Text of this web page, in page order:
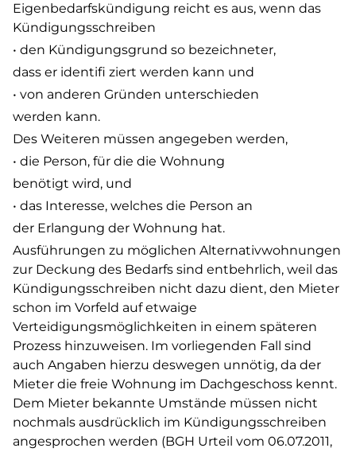
Eigenbedarfskündigung reicht es aus, wenn das
Kündigungsschreiben
• den Kündigungsgrund so bezeichneter,
dass er identifi ziert werden kann und
• von anderen Gründen unterschieden
werden kann.
Des Weiteren müssen angegeben werden,
• die Person, für die die Wohnung
benötigt wird, und
• das Interesse, welches die Person an
der Erlangung der Wohnung hat.
Ausführungen zu möglichen Alternativwohnungen
zur Deckung des Bedarfs sind entbehrlich, weil das
Kündigungsschreiben nicht dazu dient, den Mieter
schon im Vorfeld auf etwaige
Verteidigungsmöglichkeiten in einem späteren
Prozess hinzuweisen. Im vorliegenden Fall sind
auch Angaben hierzu deswegen unnötig, da der
Mieter die freie Wohnung im Dachgeschoss kennt.
Dem Mieter bekannte Umstände müssen nicht
nochmals ausdrücklich im Kündigungsschreiben
angesprochen werden (BGH Urteil vom 06.07.2011,